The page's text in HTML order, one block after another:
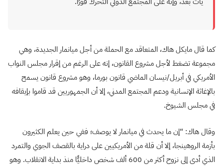
كما قال مايكل هاك، المتعاقد مع الحملة من أجل ميانمار الجديدة، وهي
مجموعة تضغط لأجل مشروع القانون، إنه على الرغم من إقرار مجلس النواب
الأمريكي في أبريل/نيسان الماضي قانون بورما، وهو مشروع قانون يسمح
بالإغاثة الإنسانية ودعم المجتمع المدني، إلا أن الجمهوريين قد قاموا بإيقافه
في مجلس الشيوخ.
وقال هاك: “إن ما يحدث في ميانمار لا يوصف؛ ففي حين يعلم الكثيرون
بأزمة الروهينجا، إلا أن قلة من الأمريكيين على دراية بالقصف الجوي والتمرد
الذي أدى إلى نزوح أكثر من 600 ألف شخص داخليًّا منذ بداية الانقلاب. وهو